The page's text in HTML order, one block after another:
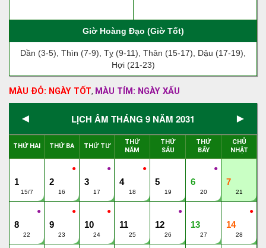
Giờ Hoàng Đạo (Giờ Tốt)
Dần (3-5), Thìn (7-9), Tỵ (9-11), Thân (15-17), Dậu (17-19),
Hợi (21-23)
MÀU ĐỎ: NGÀY TỐT, MÀU TÍM: NGÀY XẤU
◄ LỊCH ÂM THÁNG 9 NĂM 2031 ►
THỨ HAI THỨ BA THỨ TƯ
THỨ
NĂM
THỨ
SÁU
THỨ
BẨY
CHỦ
NHẬT
1
15/7
●
2
16
●
3
17
●
4
18
5
19
●
6
20
7
21
●
8
22
●
9
23
●
10
24
11
25
●
12
26
13
27
●
14
28